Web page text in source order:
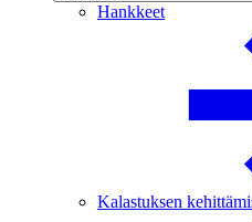
Hankkeet
Kalastuksen